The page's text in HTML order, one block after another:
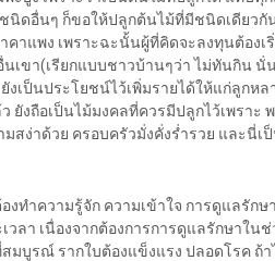
ดอื่นๆ ก็ขอให้ปลูกต้นไม้ที่มีชนิดเดียวกั
คาแพง เพราะฉะนั้นผู้ที่คิดจะลงทุนต้อง
นเขา(เรียกแบบชาวบ้านๆว่า ไม่ทันกิน
งเป็นประโยชน์ไว้เพิ่มรายได้ให้แก่ลูกห
ยังถือเป็นไม้มงคลที่ควรมีปลูกไว้เพราะ
มสง่าด้วย ครอบครัวมั่งคั่งร่ำรวย และนี่
ทำความรู้จัก ความเข้าใจ การดูแลรักษ
ลา เนื่องจากต้องการการดูแลรักษาใน
บูรณ์ รากใบต้องแข็งแรง ปลอดโรค ถ้